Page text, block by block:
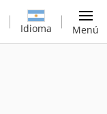
Idioma Menú